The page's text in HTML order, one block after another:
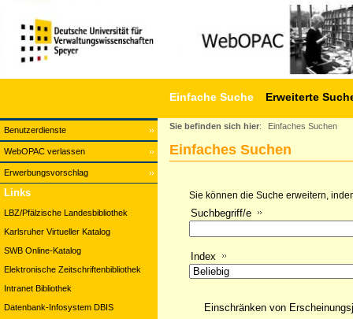
Benutzerdienste
WebOPAC verlassen
Erwerbungsvorschlag
Einfache Suche Erweiterte
Links
LBZ/Pfälzische Landesbibliothek
Karlsruher Virtueller Katalog
SWB Online-Katalog
Elektronische Zeitschriftenbibliothek
Intranet Bibliothek
Datenbank-Infosystem DBIS
Sie befinden sich hier: Einfaches Suchen
Einfaches Suchen
Sie können die Suche erweitern,
Suchbegriff/e
Index
Einschränken von